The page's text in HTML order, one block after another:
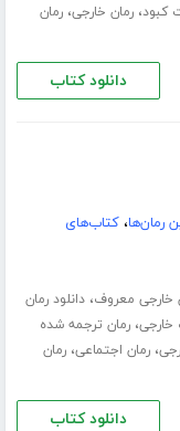
کبود،رمان خارجی،رمان
دانلود کتاب
رمان‌ها،کتاب‌های
خارجی معروف،دانلود رمان
خارجی،رمان ترجمه شده
،رمان اجتماعی،رمان
دانلود کتاب